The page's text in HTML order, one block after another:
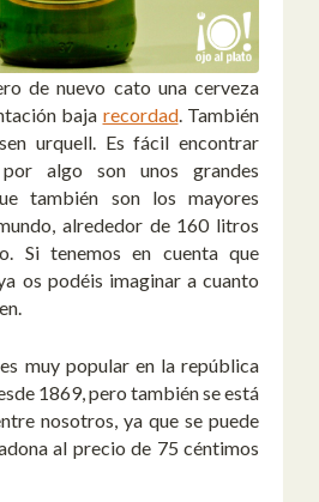
de nuevo cato una cerveza
baja recordad. También
urquell. Es fácil encontrar
por algo son unos grandes
también son los mayores
alrededor de 160 litros
Si tenemos en cuenta que
os podéis imaginar a cuanto
muy popular en la república
1869, pero también se está
nosotros, ya que se puede
al precio de 75 céntimos